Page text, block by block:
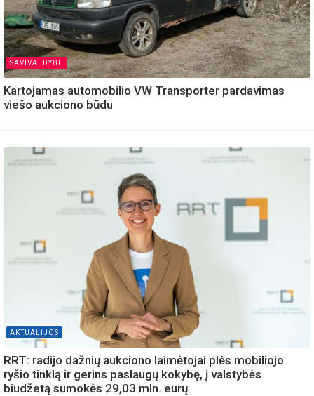
SAVIVALDYBE
Kartojamas automobilio VW Transporter pardavimas
viešo aukciono būdu
AKTUALIJOS
RRT: radijo dažnių aukciono laimėtojai plės mobiliojo
ryšio tinklą ir gerins paslaugų kokybę, į valstybės
biudžetą sumokės 29,03 mln. eurų